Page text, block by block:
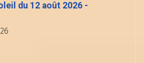
du 12 août 2026 -